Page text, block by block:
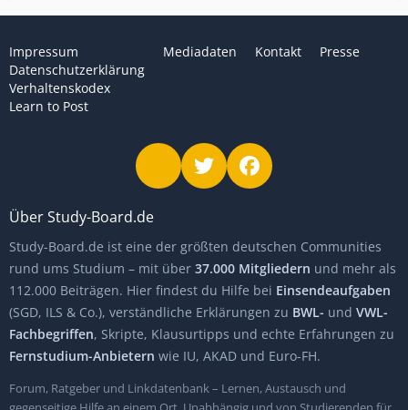
Impressum
Datenschutzerklärung
Verhaltenskodex
Learn to Post
Mediadaten Kontakt Presse
Über Study-Board.de
Study-Board.de ist eine der größten deutschen Communities
rund ums Studium – mit über 37.000 Mitgliedern und mehr als
112.000 Beiträgen. Hier findest du Hilfe bei Einsendeaufgaben
(SGD, ILS & Co.), verständliche Erklärungen zu BWL- und VWL-
Fachbegriffen, Skripte, Klausurtipps und echte Erfahrungen zu
Fernstudium-Anbietern wie IU, AKAD und Euro-FH.
Forum, Ratgeber und Linkdatenbank – Lernen, Austausch und